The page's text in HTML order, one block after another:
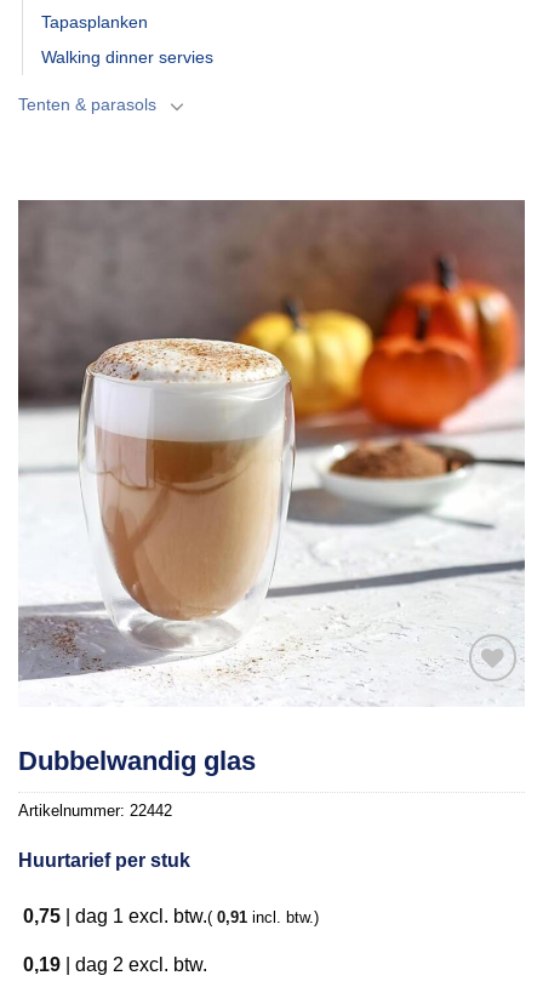
Tapasplanken
Walking dinner servies
Tenten & parasols
verlanglijst
Dubbelwandig glas
Artikelnummer: 22442
Huurtarief per stuk
0,75 dag 1 excl. btw.( 0,91 incl. btw.)
0,19 dag 2 excl. btw.